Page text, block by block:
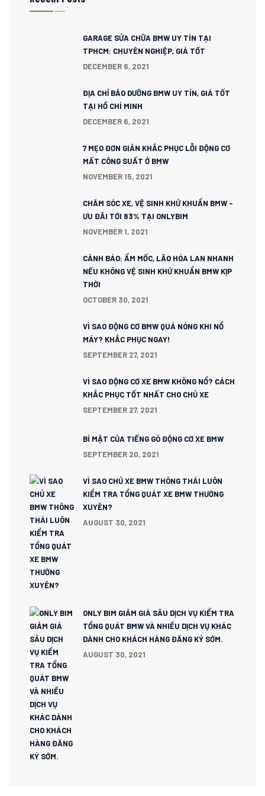
GARAGE SỬA CHỮA BMW UY TÍN TẠI
TPHCM: CHUYÊN NGHIỆP, GIÁ TỐT
DECEMBER 6, 2021
ĐỊA CHỈ BẢO DƯỠNG BMW UY TÍN, GIÁ TỐT
TẠI HỒ CHÍ MINH
DECEMBER 6, 2021
7 MẸO ĐƠN GIẢN KHẮC PHỤC LỖI ĐỘNG CƠ
MẤT CÔNG SUẤT Ở BMW
NOVEMBER 15, 2021
CHĂM SÓC XE, VỆ SINH KHỬ KHUẨN BMW –
ƯU ĐÃI TỚI 83% TẠI ONLYBIM
NOVEMBER 1, 2021
CẢNH BÁO: ẨM MỐC, LÃO HÓA LAN NHANH
NẾU KHÔNG VỆ SINH KHỬ KHUẨN BMW KỊP
THỜI
OCTOBER 30, 2021
VÌ SAO ĐỘNG CƠ BMW QUÁ NÓNG KHI NỔ
MÁY? KHẮC PHỤC NGAY!
SEPTEMBER 27, 2021
VÌ SAO ĐỘNG CƠ XE BMW KHÔNG NỔ? CÁCH
KHẮC PHỤC TỐT NHẤT CHO CHỦ XE
SEPTEMBER 27, 2021
BÍ MẬT CỦA TIẾNG GÕ ĐỘNG CƠ XE BMW
SEPTEMBER 20, 2021
VÌ SAO CHỦ XE BMW THÔNG THÁI LUÔN
KIỂM TRA TỔNG QUÁT XE BMW THƯỜNG
XUYÊN?
AUGUST 30, 2021
ONLY BIM GIẢM GIÁ SÂU DỊCH VỤ KIỂM TRA
TỔNG QUÁT BMW VÀ NHIỀU DỊCH VỤ KHÁC
DÀNH CHO KHÁCH HÀNG ĐĂNG KÝ SỚM.
AUGUST 30, 2021